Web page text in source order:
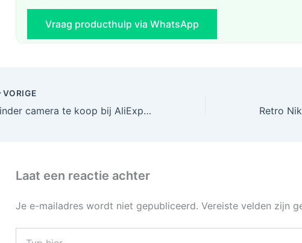
Vraag producthulp via WhatsApp
VORIGE
Kinder camera te koop bij AliExpress!
Laat een reactie achter
Je e-mailadres wordt niet gepubliceerd. Vereiste velden zijn